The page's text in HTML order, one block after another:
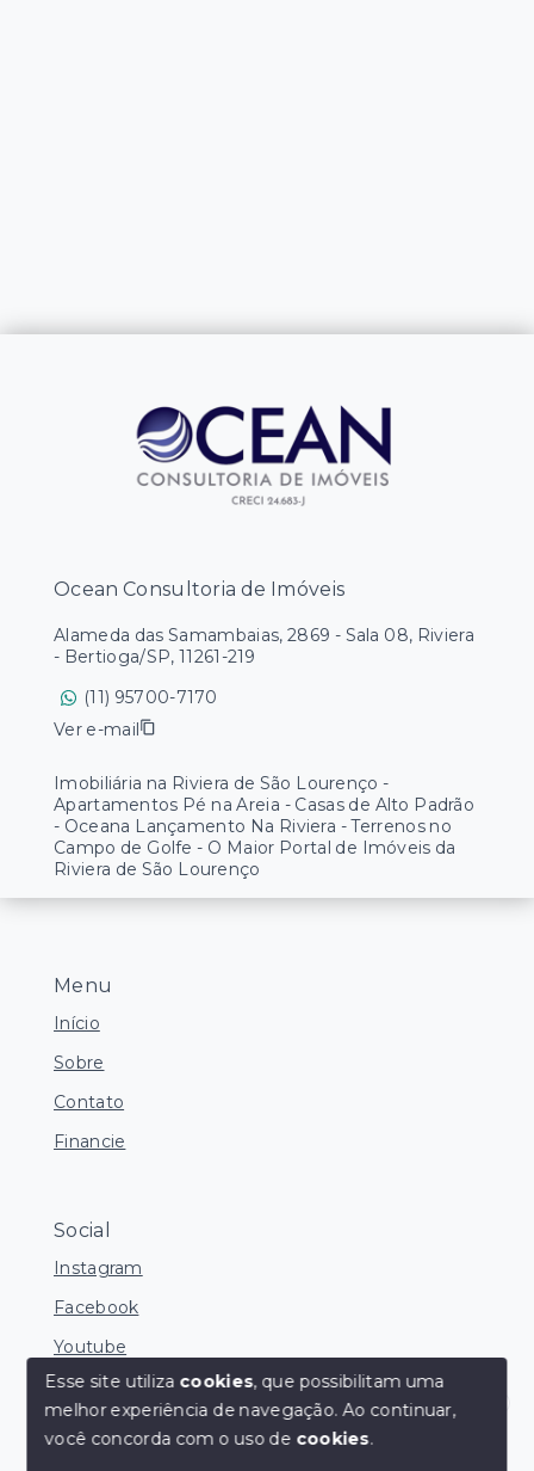
Menu
Início
Sobre
Contato
Financie
Social
Instagram
Facebook
Youtube
© Copyright 2026 - Ocean Consultoria de Imóveis -
Ocean Consultoria de Imóveis
Alameda das Samambaias, 2869 - Sala 08, Riviera
- Bertioga/SP, 11261-219
(11) 95700-7170
Ver e-mail
Imobiliária na Riviera de São Lourenço -
Apartamentos Pé na Areia - Casas de Alto Padrão
- Oceana Lançamento Na Riviera - Terrenos no
Campo de Golfe - O Maior Portal de Imóveis da
Riviera de São Lourenço
Corretores Online
Esse site utiliza cookies, que possibilitam uma
melhor experiência de navegação.Ao continuar,
você concorda com o uso de cookies.